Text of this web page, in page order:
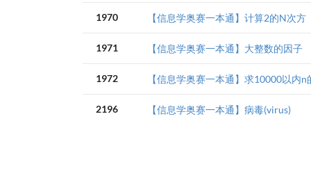
1970 【信息学奥赛一本通】计算2的N次方
1971 【信息学奥赛一本通】大整数的因子
1972 【信息学奥赛一本通】求10000以内n
2196 【信息学奥赛一本通】病毒(virus)